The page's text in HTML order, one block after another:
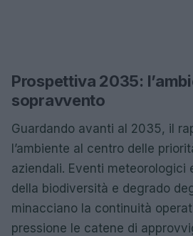
Prospettiva 2035:
sopravvento
Guardando avanti al 2035, il
l’ambiente al centro delle
aziendali. Eventi meteorologici
della biodiversità e degrado
minacciano la continuità
pressione le catene di